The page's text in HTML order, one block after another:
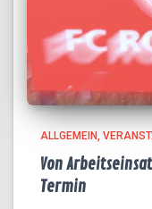
ALLGEMEIN
Von
Termin